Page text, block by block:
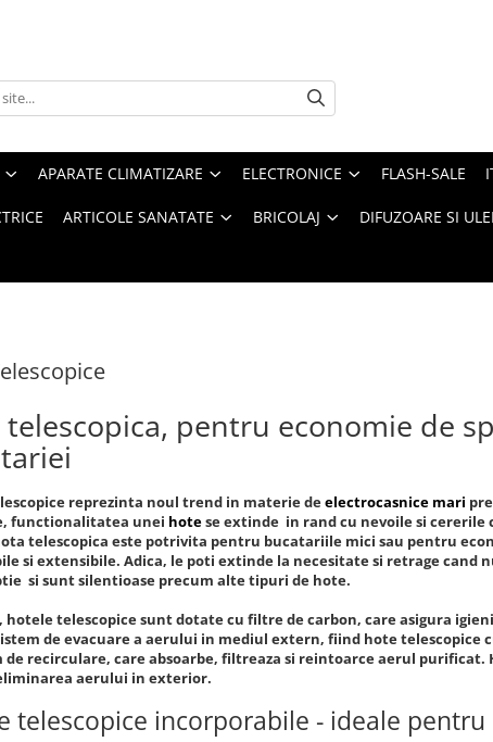
APARATE CLIMATIZARE ELECTRONICE FLASH-SALE
ARTICOLE SANATATE BRICOLAJ DIFUZOARE SI
telescopica, pentru economie de
reprezinta noul trend in materie deelectrocasnice mari
functionalitatea unei hotese extinde in rand cu nevoile si
telescopica este potrivita pentru bucatariile mici sau pentru
si extensibile. Adica, le poti extinde la necesitate si retrage cand
si sunt silentioase precum alte tipuri de hote.
hotele telescopice sunt dotate cu filtre de carbon, care asigura
de evacuare a aerului in mediul extern, fiind hote telescopice
de recirculare, care absoarbe, filtreaza si reintoarce aerul purificat.
aerului in exterior.
telescopice incorporabile - ideale